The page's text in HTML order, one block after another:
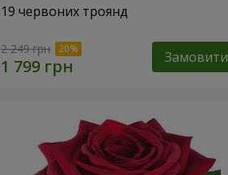
19 червоних троянд
2 249 грн Замовити